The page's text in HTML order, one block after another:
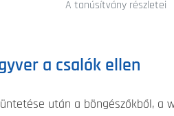
A tanúsítvány részletei
a csalók ellen
után a böngészőkből, a